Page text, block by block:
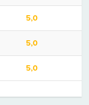
5,0
5,0
5,0